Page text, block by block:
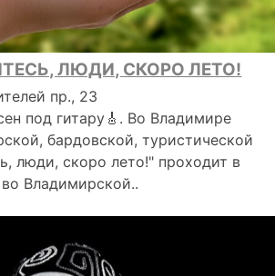
ЛЮДИ, СКОРО ЛЕТО!
пр., 23
под гитару🎸. Во Владимире
бардовской, туристической
люди, скоро лето!" проходит в
Владимирской..